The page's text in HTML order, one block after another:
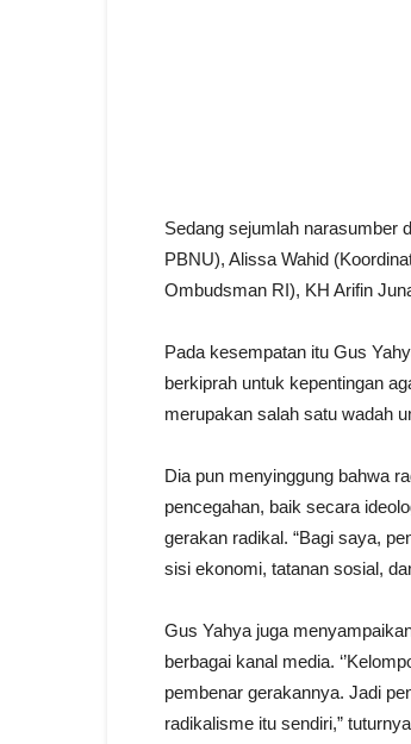
Sedang sejumlah narasumber
PBNU), Alissa Wahid
Ombudsman RI), KH Arifin
Pada kesempatan itu Gus
berkiprah untuk kepentingan
merupakan salah satu wadah
Dia pun menyinggung bahwa
pencegahan, baik secara
gerakan radikal. “Bagi saya,
sisi ekonomi, tatanan sosial,
Gus Yahya juga
berbagai kanal media.
pembenar gerakannya. Jadi
radikalisme itu sendiri,”